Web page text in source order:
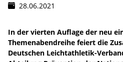
28.06.2021
In der vierten Auflage der neu
Themenabendreihe feiert die
Deutschen Leichtathletik-